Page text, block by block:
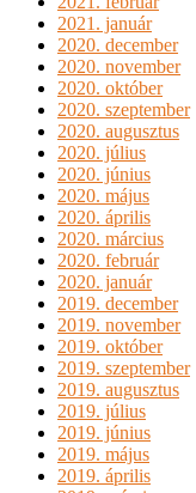
2021. január
2020. december
2020. november
2020. október
2020. szeptember
2020. augusztus
2020. július
2020. június
2020. május
2020. április
2020. március
2020. február
2020. január
2019. december
2019. november
2019. október
2019. szeptember
2019. augusztus
2019. július
2019. június
2019. május
2019. április